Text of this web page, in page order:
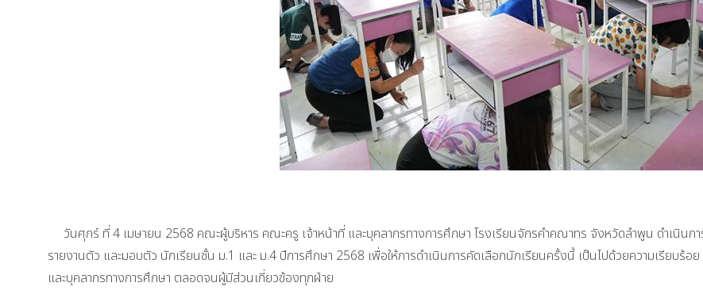
วันศุกร์ ที่ 4 เมษายน 2568 คณะผู้บริหาร คณะครู เจ้าหน้าที่ และบุคลากรทางการศึกษา โรงเรียนจักรคำคณาทร จังหวัดลำพูน ดำเนิ
รายงานตัว และมอบตัว นักเรียนชั้น ม.1 และ ม.4 ปีการศึกษา 2568 เพื่อให้การดำเนินการคัดเลือกนักเรียนครั้งนี้ เป็นไปด้วยความเรียบ
และบุคลากรทางการศึกษา ตลอดจนผู้มีส่วนเกี่ยวข้องทุกฝ่าย